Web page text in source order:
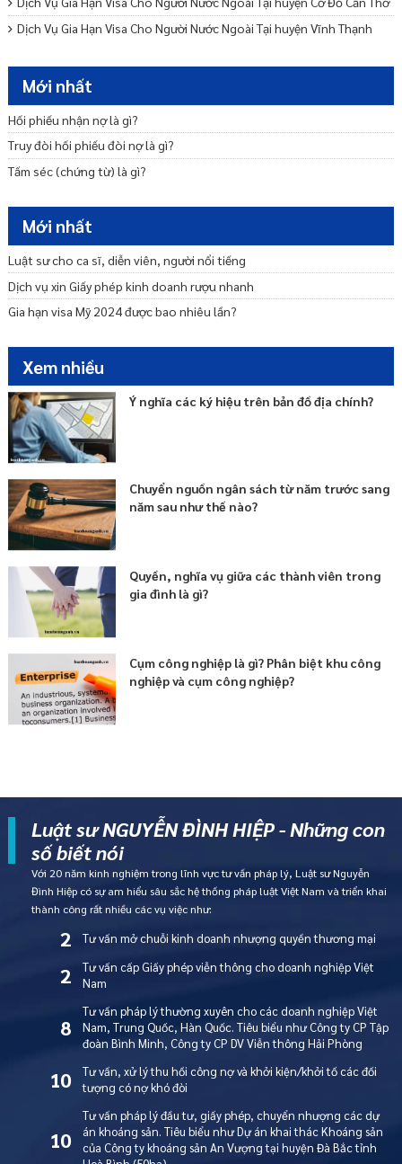
Dịch Vụ Gia Hạn Visa Cho Người Nước Ngoài Tại huyện Vĩnh Thạnh
Dịch Vụ Gia Hạn Visa Cho Người Nước Ngoài Tại quận Thốt Nốt Cần
Thơ
Phí gia hạn visa mỹ hết bao nhiêu tiền? Mất bao lâu?
Dịch Vụ Gia Hạn Visa Cho Người Nước Ngoài Tại quận Cái Răng Cần
Thơ
Cách gia hạn visa Mỹ online mới nhất hiện nay?
Chi phí thuê luật sư tư vấn vụ án dân sự là bao nhiêu?
Mới nhất
Hối phiếu nhận nợ là gì?
Truy đòi hối phiếu đòi nợ là gì?
Tấm séc (chứng từ) là gì?
Mới nhất
Luật sư cho ca sĩ, diễn viên, người nổi tiếng
Dịch vụ xin Giấy phép kinh doanh rượu nhanh
Gia hạn visa Mỹ 2024 được bao nhiêu lần?
Xem nhiều
Ý nghĩa các ký hiệu trên bản đồ địa chính?
Chuyển nguồn ngân sách từ năm trước sang
năm sau như thế nào?
Quyền, nghĩa vụ giữa các thành viên trong
gia đình là gì?
Cụm công nghiệp là gì? Phân biệt khu công
nghiệp và cụm công nghiệp?
Luật sư NGUYỄN ĐÌNH HIỆP - Những con
số biết nói
Với 20 năm kinh nghiệm trong lĩnh vực tư vấn pháp lý, Luật sư Nguyễn
Đình Hiệp có sự am hiểu sâu sắc hệ thống pháp luật Việt Nam và triển khai
thành công rất nhiều các vụ việc như:
2 Tư vấn mở chuỗi kinh doanh nhượng quyền thương mại
2
Tư vấn cấp Giấy phép viễn thông cho doanh nghiệp Việt
Nam
8
Tư vấn pháp lý thường xuyên cho các doanh nghiệp Việt
Nam, Trung Quốc, Hàn Quốc. Tiêu biểu như Công ty CP Tập
đoàn Bình Minh, Công ty CP DV Viễn thông Hải Phòng
10
Tư vấn, xử lý thu hồi công nợ và khởi kiện/khởi tố các đối
tượng có nợ khó đòi
10
Tư vấn pháp lý đầu tư, giấy phép, chuyển nhượng các dự
án khoáng sản. Tiêu biểu như Dự án khai thác Khoáng sản
của Công ty khoáng sản An Vượng tại huyện Đà Bắc tỉnh